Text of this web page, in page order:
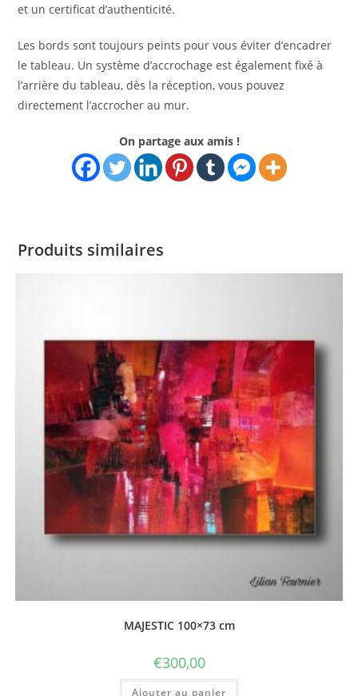
et un certificat d’authenticité.
Les bords sont toujours peints pour vous éviter d’encadrer
le tableau. Un système d’accrochage est également fixé à
l’arrière du tableau, dès la réception, vous pouvez
directement l’accrocher au mur.
On partage aux amis !
Produits similaires
MAJESTIC 100×73 cm
€300,00
Ajouter au panier